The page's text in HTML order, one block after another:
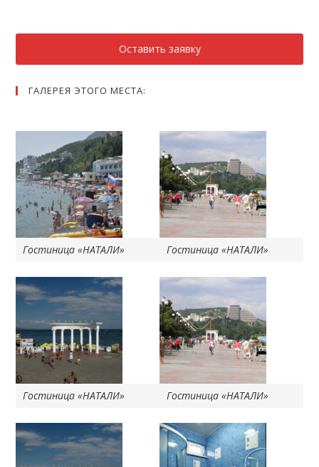
Оставить заявку
ГАЛЕРЕЯ ЭТОГО МЕСТА:
Гостиница «НАТАЛИ» Гостиница «НАТАЛИ»
Гостиница «НАТАЛИ» Гостиница «НАТАЛИ»